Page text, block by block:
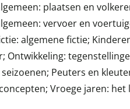
plaatsen en
vervoer en
algemene fictie;
Ontwikkeling:
Peuters en
Vroege jaren: het